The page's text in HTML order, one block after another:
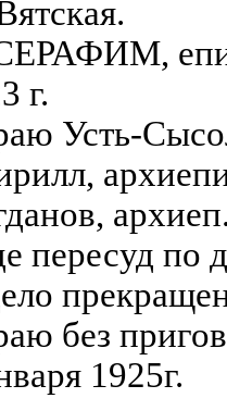
г.
Усть-
пересуд по
без
1925г.